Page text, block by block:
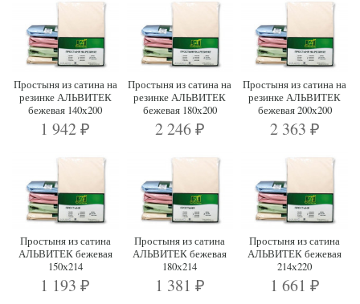
Простыня из сатина на
резинке АЛЬВИТЕК
бежевая 140х200
1 942₽
Простыня из сатина на
резинке АЛЬВИТЕК
бежевая 180х200
2 246 ₽
Простыня из сатина на
резинке АЛЬВИТЕК
бежевая 200х200
2 363 ₽
Простыня из сатина
АЛЬВИТЕК бежевая
150х214
1 193₽
Простыня из сатина
АЛЬВИТЕК бежевая
180х214
1 381 ₽
Простыня из сатина
АЛЬВИТЕК бежевая
214х220
1 661 ₽